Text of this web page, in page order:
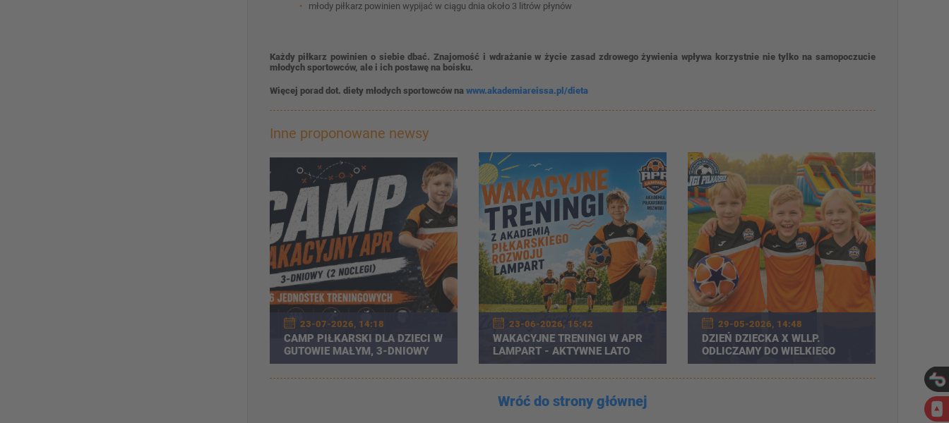
młody piłkarz powinien wypijać w ciągu dnia około 3 litrów płynów
Każdy piłkarz powinien o siebie dbać. Znajomość i wdrażanie w życie zasad zdrowego żywienia wpływa korzystnie nie tylko na samopoczucie
młodych sportowców, ale i ich postawę na boisku.
Więcej porad dot. diety młodych sportowców na www.akademiareissa.pl/dieta
Inne proponowane newsy
23-07-2026, 14:18
CAMP PIŁKARSKI DLA DZIECI W
GUTOWIE MAŁYM, 3-DNIOWY
OBÓZ
23-06-2026, 15:42
WAKACYJNE TRENINGI W APR
LAMPART - AKTYWNE LATO
PEŁNE PIŁKARSKICH ATRAKCJI
29-05-2026, 14:48
DZIEŃ DZIECKA X WLLP.
ODLICZAMY DO WIELKIEGO
ŚWIĘTA!
Wróć do strony głównej